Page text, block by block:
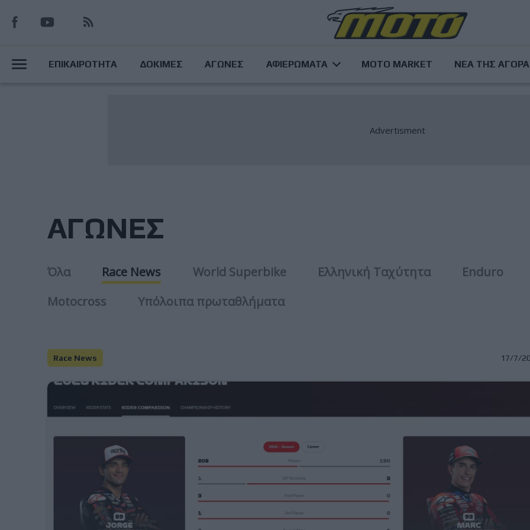
προς
κυρίως
MainΕΠΙΚΑΙΡΟΤΗΤΑ ΔΟΚΙΜΕΣ ΑΓΩΝΕΣ ΑΦΙΕΡΩΜΑΤΑ MOTO MARKET ΝΕΑ ΤΗΣ
ΑΓΩΝΕΣ
Όλα Race News World Superbike Ελληνική Ταχύτητα
Enduro
Motocross
Υπόλοιπα πρωταθλήματα
Race News 17/7/